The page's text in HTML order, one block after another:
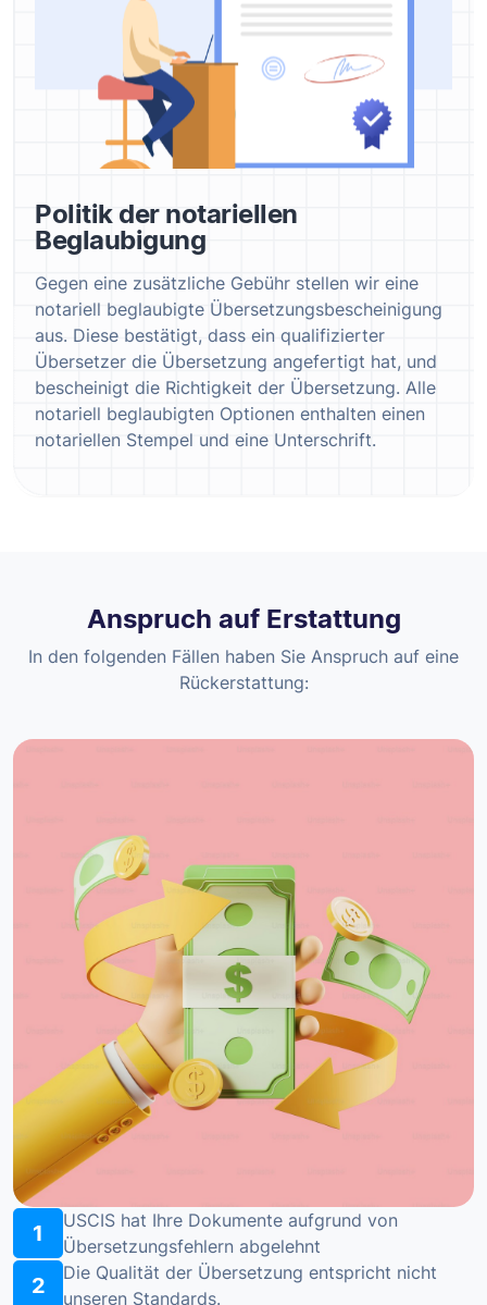
Politik der notariellen
Beglaubigung
Gegen eine zusätzliche Gebühr stellen wir eine
notariell beglaubigte Übersetzungsbescheinigung
aus. Diese bestätigt, dass ein qualifizierter
Übersetzer die Übersetzung angefertigt hat, und
bescheinigt die Richtigkeit der Übersetzung. Alle
notariell beglaubigten Optionen enthalten einen
notariellen Stempel und eine Unterschrift.
Anspruch auf Erstattung
In den folgenden Fällen haben Sie Anspruch auf eine
Rückerstattung:
1
USCIS hat Ihre Dokumente aufgrund von
Übersetzungsfehlern abgelehnt
2
Die Qualität der Übersetzung entspricht nicht
unseren Standards.